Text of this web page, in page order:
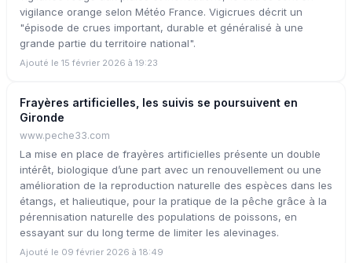
vigilance orange selon Météo France. Vigicrues décrit un
"épisode de crues important, durable et généralisé à une
grande partie du territoire national".
Ajouté le 15 février 2026 à 19:23
Frayères artificielles, les suivis se poursuivent en
Gironde
www.peche33.com
La mise en place de frayères artificielles présente un double
intérêt, biologique d’une part avec un renouvellement ou une
amélioration de la reproduction naturelle des espèces dans les
étangs, et halieutique, pour la pratique de la pêche grâce à la
pérennisation naturelle des populations de poissons, en
essayant sur du long terme de limiter les alevinages.
Ajouté le 09 février 2026 à 18:49